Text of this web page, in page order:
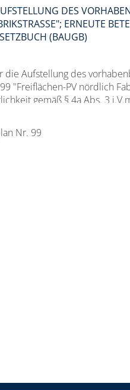
DES
ERNEUTE
(BAUGB)
die Aufstellung des
"Freiflächen-PV nördlich
gemäß § 4a Abs. 3
Nr. 99